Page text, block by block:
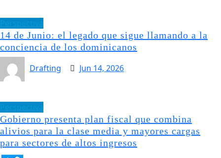
14 de Junio: el legado que sigue llamando a la
conciencia de los dominicanos
Drafting
Jun 14, 2026
Gobierno presenta plan fiscal que combina
alivios para la clase media y mayores cargas
para sectores de altos ingresos